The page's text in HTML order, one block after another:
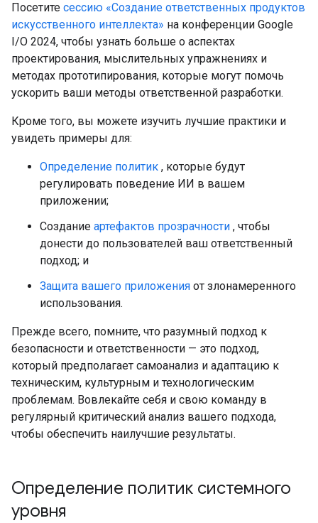
Посетите сессию «Создание ответственных продуктов
искусственного интеллекта» на конференции Google
I/O 2024, чтобы узнать больше о аспектах
проектирования, мыслительных упражнениях и
методах прототипирования, которые могут помочь
ускорить ваши методы ответственной разработки.
Кроме того, вы можете изучить лучшие практики и
увидеть примеры для:
Определение политик , которые будут
регулировать поведение ИИ в вашем
приложении;
Создание артефактов прозрачности , чтобы
донести до пользователей ваш ответственный
подход; и
Защита вашего приложения от злонамеренного
использования.
Прежде всего, помните, что разумный подход к
безопасности и ответственности — это подход,
который предполагает самоанализ и адаптацию к
техническим, культурным и технологическим
проблемам. Вовлекайте себя и свою команду в
регулярный критический анализ вашего подхода,
чтобы обеспечить наилучшие результаты.
Определение политик системного
уровня